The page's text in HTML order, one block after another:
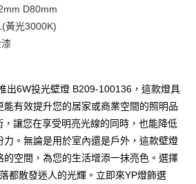
】
商品之後才付款」的支付方式。 讓您購物簡單
需綁卡、不需儲值。
D80mm
黃光3000K)
出6W投光壁燈 B209-100136，這款燈具
有效提升您的居家或商業空間的照明品
讓您在享受明亮光線的同時，也能降低
力。無論是用於室內還是戶外，這款壁燈
空間，為您的生活增添一抹亮色。選擇
都散發迷人的光輝。立即來YP燈飾選